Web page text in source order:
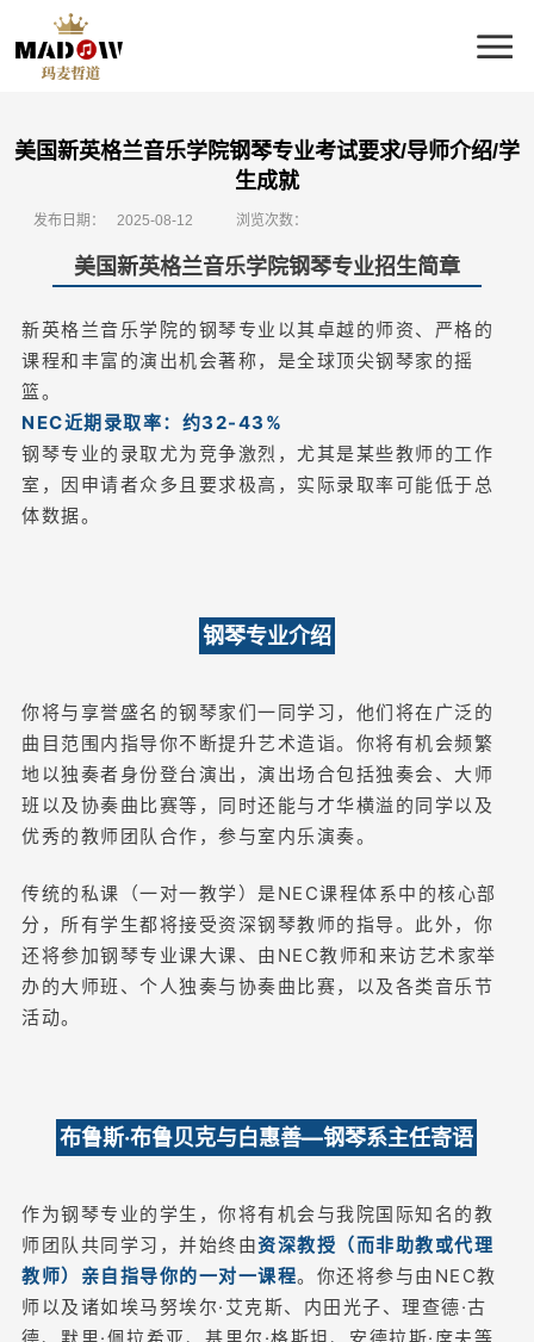
美国新英格兰音乐学院钢琴专业考试要求/导师介绍/学
生成就
发布日期： 2025-08-12 浏览次数：
美国新英格兰音乐学院钢琴专业招生简章
新英格兰音乐学院的钢琴专业以其卓越的师资、严格的
课程和丰富的演出机会著称，是全球顶尖钢琴家的摇
篮。
NEC近期录取率：约32-43%
钢琴专业的录取尤为竞争激烈，尤其是某些教师的工作
室，因申请者众多且要求极高，实际录取率可能低于总
体数据。
钢琴专业介绍
你将与享誉盛名的钢琴家们一同学习，他们将在广泛的
曲目范围内指导你不断提升艺术造诣。你将有机会频繁
地以独奏者身份登台演出，演出场合包括独奏会、大师
班以及协奏曲比赛等，同时还能与才华横溢的同学以及
优秀的教师团队合作，参与室内乐演奏。
传统的私课（一对一教学）是NEC课程体系中的核心部
分，所有学生都将接受资深钢琴教师的指导。此外，你
还将参加钢琴专业课大课、由NEC教师和来访艺术家举
办的大师班、个人独奏与协奏曲比赛，以及各类音乐节
活动。
布鲁斯·布鲁贝克与白惠善—钢琴系主任寄语
作为钢琴专业的学生，你将有机会与我院国际知名的教
师团队共同学习，并始终由资深教授（而非助教或代理
教师）亲自指导你的一对一课程。你还将参与由NEC教
师以及诸如埃马努埃尔·艾克斯、内田光子、理查德·古